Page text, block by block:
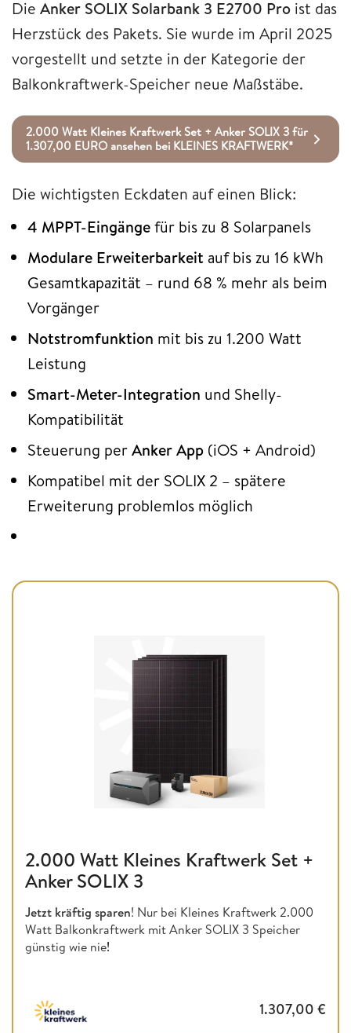
Die Anker SOLIX Solarbank 3 E2700 Pro ist das
Herzstück des Pakets. Sie wurde im April 2025
vorgestellt und setzte in der Kategorie der
Balkonkraftwerk-Speicher neue Maßstäbe.
2.000 Watt Kleines Kraftwerk Set + Anker SOLIX 3 für
1.307,00 EURO ansehen bei KLEINES KRAFTWERK*
Die wichtigsten Eckdaten auf einen Blick:
4 MPPT-Eingängefür bis zu 8 Solarpanels
Modulare Erweiterbarkeit auf bis zu 16 kWh
Gesamtkapazität – rund 68 % mehr als beim
Vorgänger
Notstromfunktion mit bis zu 1.200 Watt
Leistung
Smart-Meter-Integration und Shelly-
Kompatibilität
Steuerung perAnker App (iOS + Android)
Kompatibel mit der SOLIX 2 – spätere
Erweiterung problemlos möglich
2.000 Watt Kleines Kraftwerk Set +
Anker SOLIX 3
Jetzt kräftig sparen! Nur bei Kleines Kraftwerk 2.000
Watt Balkonkraftwerk mit Anker SOLIX 3 Speicher
günstig wie nie!
1.307,00 €